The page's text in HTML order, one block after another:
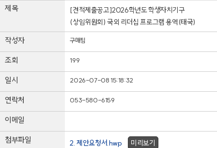
제목
[견적제출공고]2026학년도 학생자치기구
(상임위원회) 국외 리더십 프로그램 용역(태국)
작성자 구매팀
조회 199
일시 2026-07-08 15:18:32
연락처 053-580-6159
이메일
첨부파일 2. 제안요청서.hwp 미리보기